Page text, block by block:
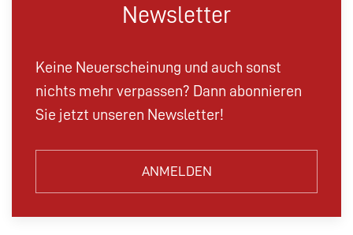
Newsletter
Keine Neuerscheinung und auch sonst
nichts mehr verpassen? Dann abonnieren
Sie jetzt unseren Newsletter!
ANMELDEN